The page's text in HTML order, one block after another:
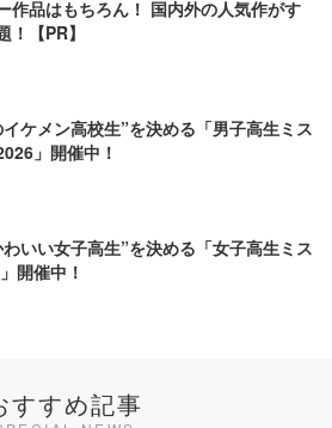
作品はもちろん！ 国内外の人気作がす
！【PR】
ケメン高校生”を決める「男子高生ミス
」開催中！
いい女子高生”を決める「女子高生ミス
開催中！
すすめ記事